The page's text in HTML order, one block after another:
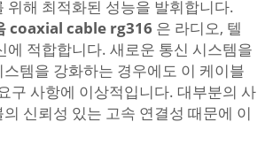
위해 최적화된 성능을 발휘합니다.
coaxial cable rg316 은 라디오, 텔
에 적합합니다. 새로운 통신 시스템을
템을 강화하는 경우에도 이 케이블
구 사항에 이상적입니다. 대부분의 사
신뢰성 있는 고속 연결성 때문에 이